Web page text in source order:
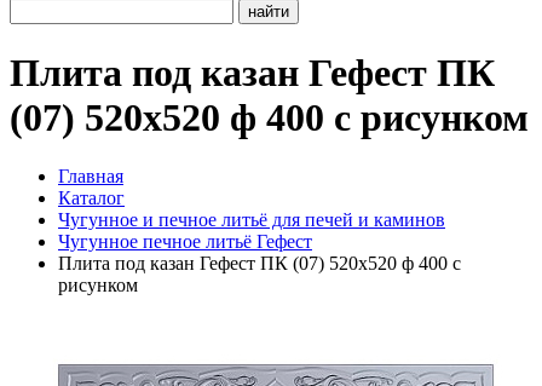
найти
Плита под казан Гефест ПК
(07) 520x520 ф 400 с рисунком
Главная
Каталог
Чугунное и печное литьё для печей и каминов
Чугунное печное литьё Гефест
Плита под казан Гефест ПК (07) 520x520 ф 400 с
рисунком